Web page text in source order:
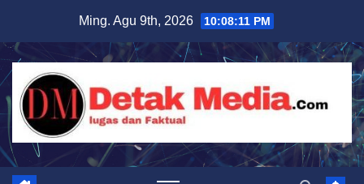
content
Ming. Agu 9th, 2026 10:08:12 PM